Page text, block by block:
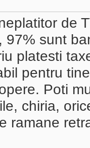
de
97% sunt
platesti
pentru
Poti
chiria,
ramane